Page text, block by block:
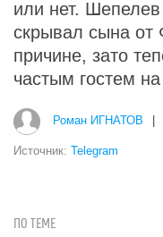
или нет.
скрывал сына от
причине, зато
частым гостем
Роман ИГНАТОВ
Источник: Telegram
ПО ТЕМЕ